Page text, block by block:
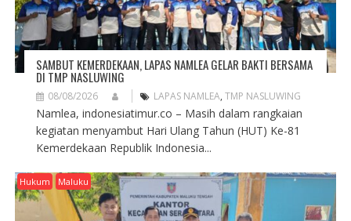
SAMBUT KEMERDEKAAN, LAPAS NAMLEA GELAR BAKTI BERSAMA
DI TMP NASLUWING
08/08/2026 LAPAS NAMLEA, TMP NASLUWING
Namlea, indonesiatimur.co – Masih dalam rangkaian
kegiatan menyambut Hari Ulang Tahun (HUT) Ke-81
Kemerdekaan Republik Indonesia...
Hukum Maluku